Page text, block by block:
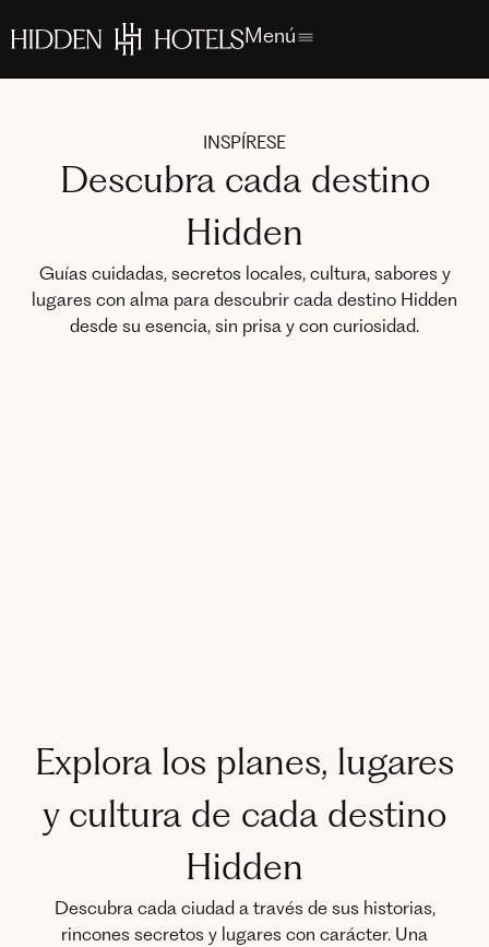
Menú
INSPÍRESE
Descubra cada destino
Hidden
Guías cuidadas, secretos locales, cultura, sabores y
lugares con alma para descubrir cada destino Hidden
desde su esencia, sin prisa y con curiosidad.
Explora los planes, lugares
y cultura de cada destino
Hidden
Descubra cada ciudad a través de sus historias,
rincones secretos y lugares con carácter. Una